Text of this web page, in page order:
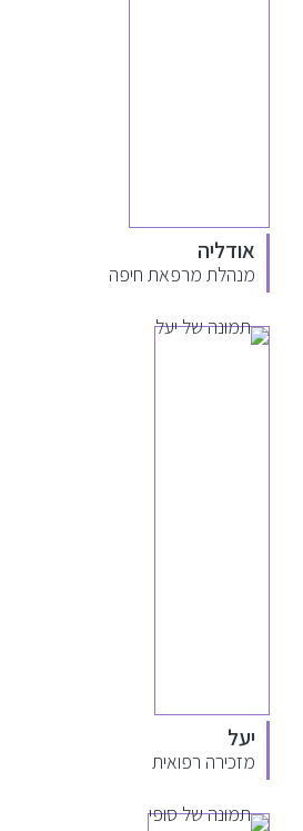
אודליה
מנהלת מרפאת חיפה
יעל
מזכירה רפואית